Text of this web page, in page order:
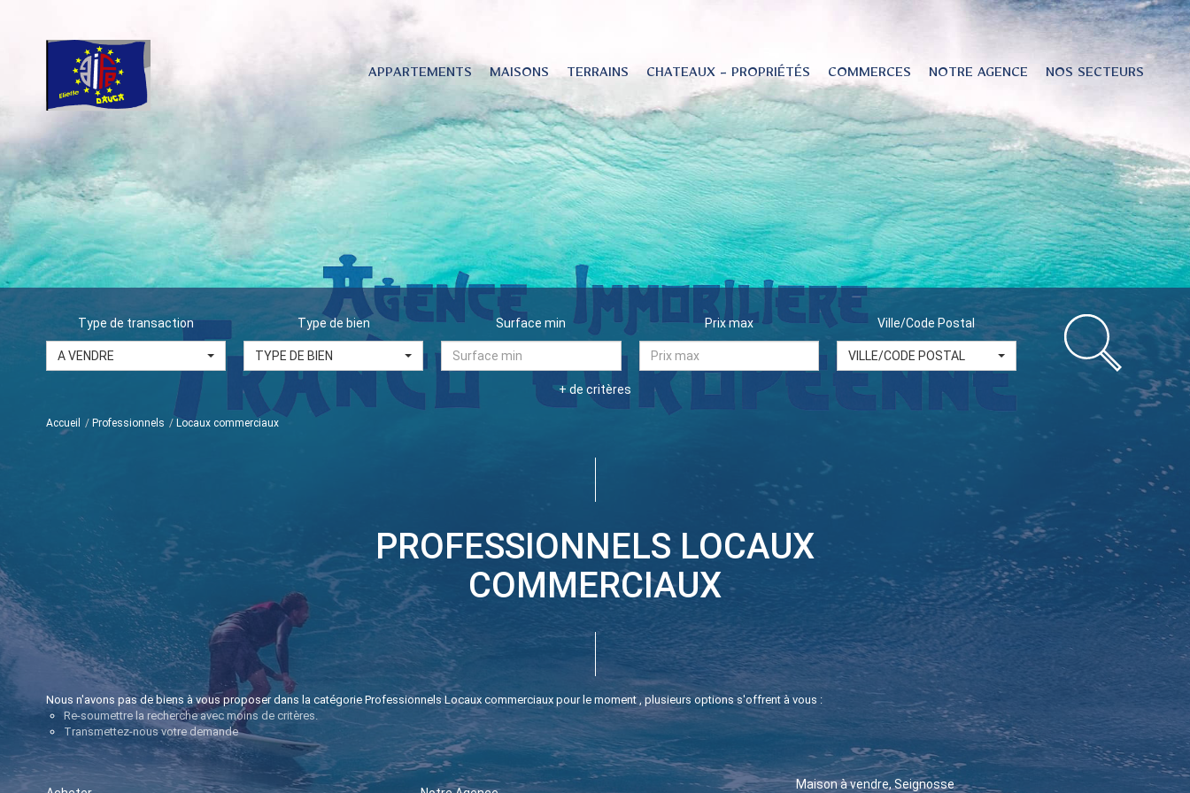
APPARTEMENTS MAISONS TERRAINS CHATEAUX - PROPRIÉTÉS COMMERCES NOTRE AGENCE NOS SECTEURS
Type de transaction
A VENDRE
Type de bien
TYPE DE BIEN
Surface min Prix max Ville/Code Postal
VILLE/CODE POSTAL
+ de critères
Accueil Professionnels Locaux commerciaux
PROFESSIONNELS LOCAUX
COMMERCIAUX
Nous n'avons pas de biens à vous proposer dans la catégorie Professionnels Locaux commerciaux pour le moment , plusieurs options s'offrent à vous :
Re-soumettre la recherche avec moins de critères.
Transmettez-nous votre demande
Maison à vendre, Seignosse